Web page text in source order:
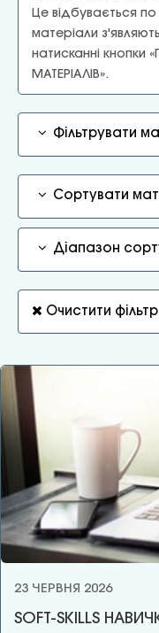
Це відбувається по
матеріали
натисканні кнопки
МАТЕРІАЛІВ».
Фільтрувати
Сортувати
Діапазон
Очистити
23 ЧЕРВНЯ 2026
SOFT-SKILLS